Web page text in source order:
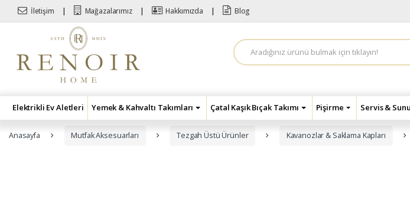
Skip to navigation
Skip to content
İletişim Mağazalarımız Hakkımızda Blog
A
r
a
Elektrikli Ev Aletleri Yemek & Kahvaltı Takımları Çatal Kaşık Bıçak Takımı Pişirme Servis &
Anasayfa Mutfak Aksesuarları Tezgah Üstü Ürünler Kavanozlar & Saklama Kapları